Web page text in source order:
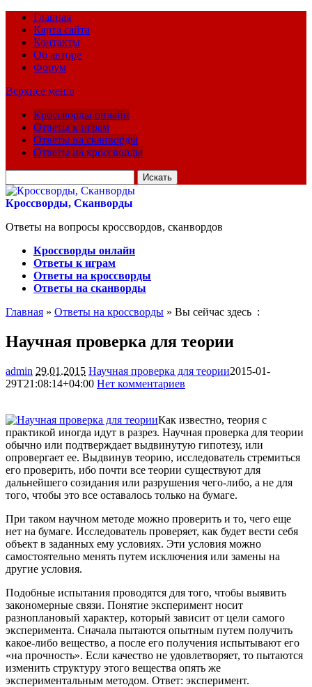
Главная
Карта сайта
Контакты
Об авторе
Форум
Верхнее меню
Кроссворды онлайн
Ответы к играм
Ответы на сканворды
Ответы на кроссворды
для:
Кроссворды, Сканворды
Ответы на вопросы кроссвордов, сканвордов
Кроссворды онлайн
Ответы к играм
Ответы на кроссворды
Ответы на сканворды
Главная » Ответы на кроссворды » Вы сейчас здесь :
Научная проверка для теории
admin 29.01.2015 Научная проверка для теории2015-01-
29T21:08:14+04:00 Нет комментариев
Как известно, теория с
практикой иногда идут в разрез. Научная проверка для теории
обычно или подтверждает выдвинутую гипотезу, или
опровергает ее. Выдвинув теорию, исследователь стремиться
его проверить, ибо почти все теории существуют для
дальнейшего созидания или разрушения чего-либо, а не для
того, чтобы это все оставалось только на бумаге.
При таком научном методе можно проверить и то, чего еще
нет на бумаге. Исследователь проверяет, как будет вести себя
объект в заданных ему условиях. Эти условия можно
самостоятельно менять путем исключения или замены на
другие условия.
Подобные испытания проводятся для того, чтобы выявить
закономерные связи. Понятие эксперимент носит
разноплановый характер, который зависит от цели самого
эксперимента. Сначала пытаются опытным путем получить
какое-либо вещество, а после его получения испытывают его
«на прочность». Если качество не удовлетворяет, то пытаются
изменить структуру этого вещества опять же
экспериментальным методом. Ответ: эксперимент.